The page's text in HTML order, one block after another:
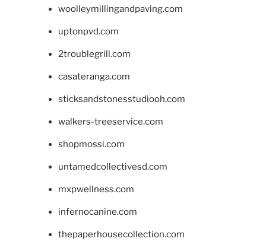
woolleymillingandpaving.com
uptonpvd.com
2troublegrill.com
casateranga.com
sticksandstonesstudiooh.com
walkers-treeservice.com
shopmossi.com
untamedcollectivesd.com
mxpwellness.com
infernocanine.com
thepaperhousecollection.com